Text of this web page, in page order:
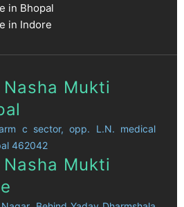
in Bhopal
in Indore
Mukti
c sector, opp. L.N. medical
462042
Mukti